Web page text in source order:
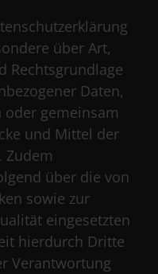
über Art,
Rechtsgrundlage
Daten,
gemeinsam
und Mittel der
Zudem
über die von
sowie zur
eingesetzten
hierdurch Dritte
Verantwortung